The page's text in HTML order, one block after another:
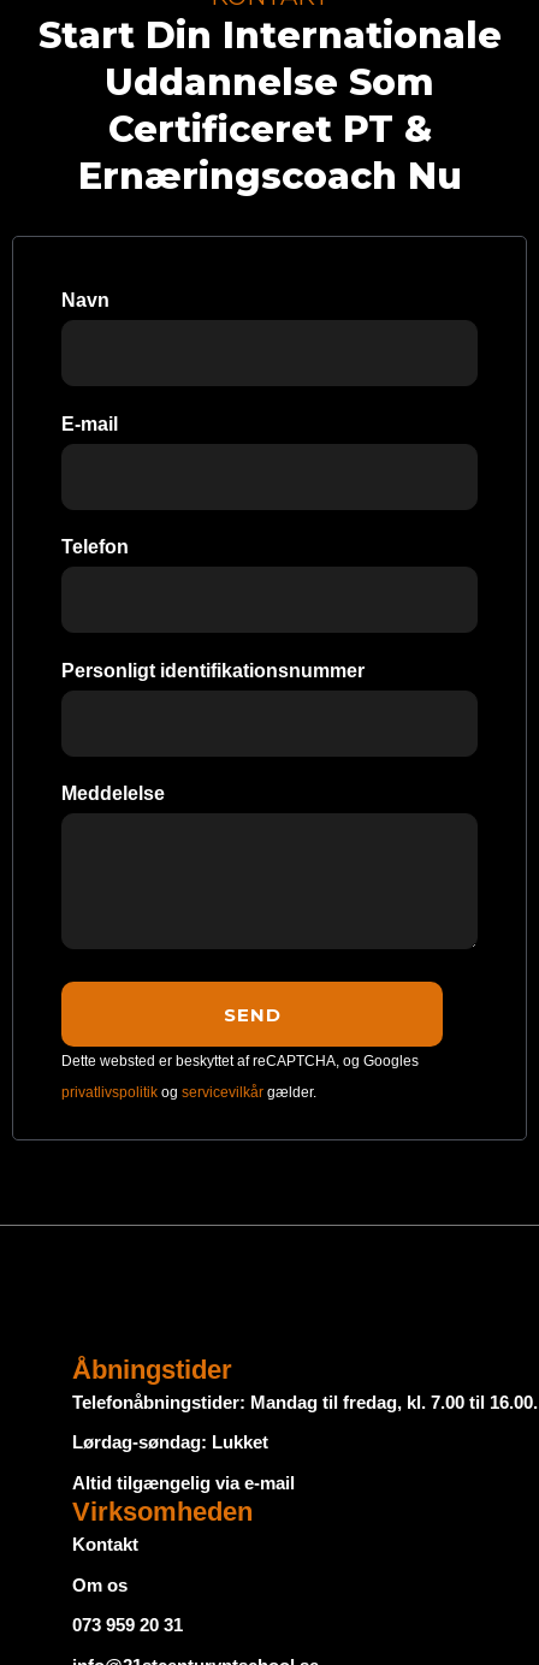
Start Din Internationale
Uddannelse Som
Certificeret PT &
Ernæringscoach Nu
Navn
E-mail
Telefon
Personligt identifikationsnummer
Meddelelse
Dette websted er beskyttet af reCAPTCHA, og Googles
privatlivspolitik og servicevilkår gælder.
Åbningstider
Telefonåbningstider: Mandag til fredag, kl. 7.00 til 16.00.
Lørdag-søndag: Lukket
Altid tilgængelig via e-mail
Virksomheden
Kontakt
Om os
073 959 20 31